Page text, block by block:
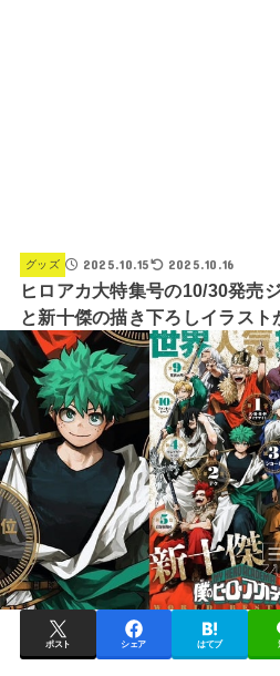
グッズ 2025.10.15 2025.10.16
ヒロアカ大特集号の10/30発売
と新十傑の描き下ろしイラスト
ポスト シェア はてブ